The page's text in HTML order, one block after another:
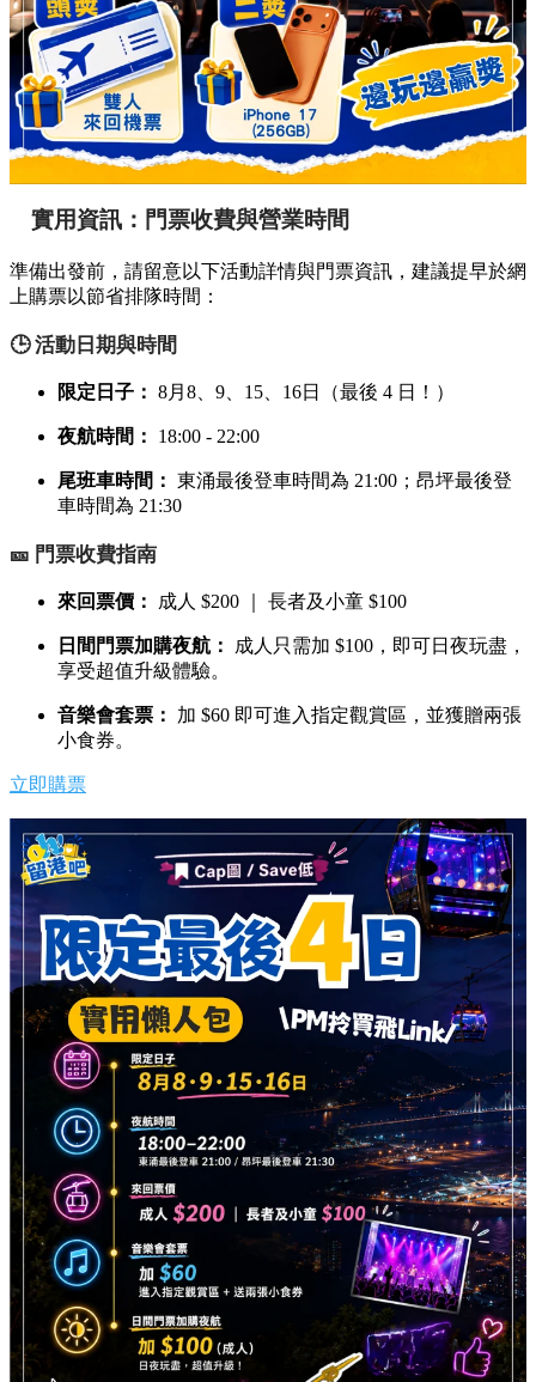
實用資訊：門票收費與營業時間
準備出發前，請留意以下活動詳情與門票資訊，建議提早於網
上購票以節省排隊時間：
🕒 活動日期與時間
限定日子： 8月8、9、15、16日（最後 4 日！）
夜航時間： 18:00 - 22:00
尾班車時間： 東涌最後登車時間為 21:00；昂坪最後登
車時間為 21:30
🎫 門票收費指南
來回票價： 成人 $200 ｜ 長者及小童 $100
日間門票加購夜航：
成人只需加 $100，即可日夜玩盡，
享受超值升級體驗。
音樂會套票：
加 $60 即可進入指定觀賞區，並獲贈兩張
小食券。
立即購票